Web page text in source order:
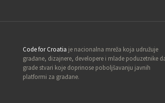
Code for Croatia je nacionalna mreža koja udružuje
građane, dizajnere, developere i mlade poduzetnike
grade stvari koje doprinose poboljšavanju javnih
platformi za građane.